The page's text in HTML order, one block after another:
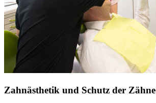
Zahnästhetik und Schutz der Zähne